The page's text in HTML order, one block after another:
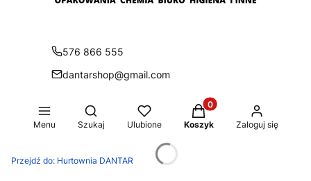
576 866 555
dantarshop@gmail.com
Menu
Otwórz wyszukiwarkę
Szukaj Ulubione
Produkty w koszyku:
Koszyk Zaloguj się
Przejdź do: Hurtownia DANTAR